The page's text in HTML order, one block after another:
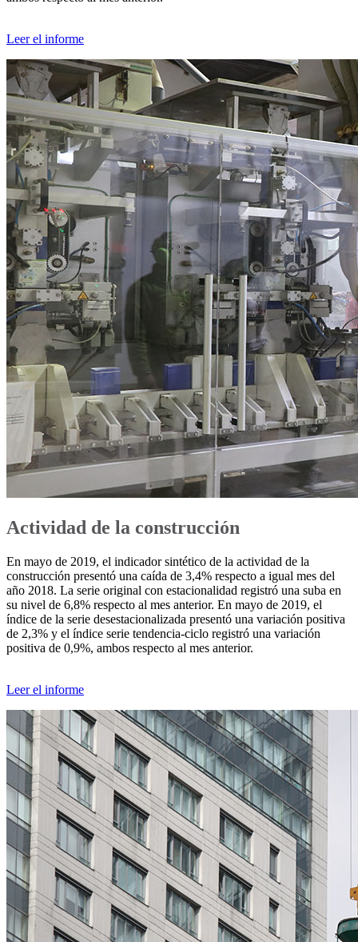
Leer el informe
Actividad de la construcción
En mayo de 2019, el indicador sintético de la actividad de la
construcción presentó una caída de 3,4% respecto a igual mes del
año 2018. La serie original con estacionalidad registró una suba en
su nivel de 6,8% respecto al mes anterior. En mayo de 2019, el
índice de la serie desestacionalizada presentó una variación positiva
de 2,3% y el índice serie tendencia-ciclo registró una variación
positiva de 0,9%, ambos respecto al mes anterior.
Leer el informe